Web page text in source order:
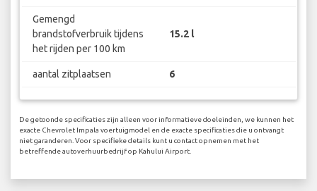
Gemengd
brandstofverbruik tijdens
het rijden per 100 km
15.2 l
aantal zitplaatsen 6
De getoonde specificaties zijn alleen voor informatieve doeleinden, we kunnen het
exacte Chevrolet Impala voertuigmodel en de exacte specificaties die u ontvangt
niet garanderen. Voor specifieke details kunt u contact opnemen met het
betreffende autoverhuurbedrijf op Kahului Airport.